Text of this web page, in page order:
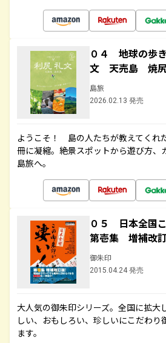
０４ 地球の
文 天売島 焼
島旅
2026.02.13 発売
ようこそ！ 島の人たちが教えてくれ
冊に凝縮。絶景スポットから遊び方、
島旅へ。
０５ 日本全国
第壱集 増補改
御朱印
2015.04.24 発売
大人気の御朱印シリーズ。全国に拡大
しい、おもしろい、珍しいにこだわり
ます。